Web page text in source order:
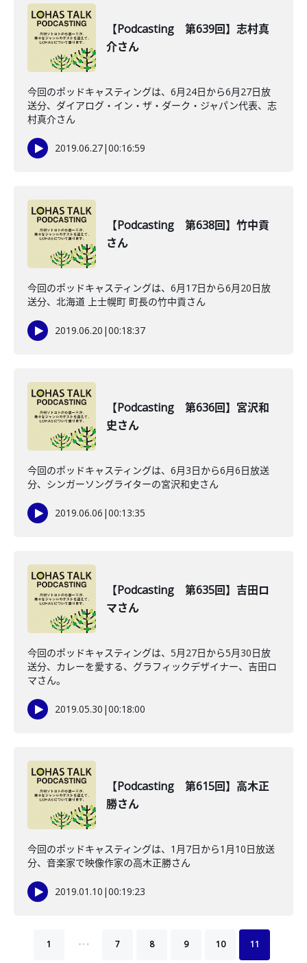
【Podcasting 第639回】志村真
介さん
今回のポッドキャスティングは、6月24日から6月27日放
送分、ダイアログ・イン・ザ・ダーク・ジャパン代表、志
村真介さん
2019.06.27|00:16:59
【Podcasting 第638回】竹中貢
さん
今回のポッドキャスティングは、6月17日から6月20日放
送分、北海道 上士幌町 町長の竹中貢さん
2019.06.20 |00:18:37
【Podcasting 第636回】宮沢和
史さん
今回のポッドキャスティングは、6月3日から6月6日放送
分、シンガーソングライターの宮沢和史さん
2019.06.06 |00:13:35
【Podcasting 第635回】吉田ロ
マさん
今回のポッドキャスティングは、5月27日から5月30日放
送分、カレーを愛する、グラフィックデザイナー、吉田ロ
マさん。
2019.05.30 |00:18:00
【Podcasting 第615回】高木正
勝さん
今回のポッドキャスティングは、1月7日から1月10日放送
分、音楽家で映像作家の高木正勝さん
2019.01.10 |00:19:23
1 … 7 8 9 10 11